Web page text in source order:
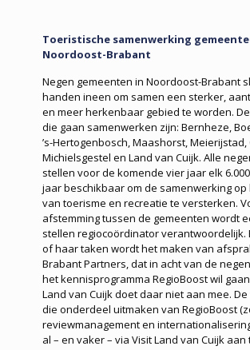
Toeristische samenwerking
Noordoost-Brabant
Negen gemeenten in Noordoost-Brabant
handen ineen om samen een sterker,
en meer herkenbaar gebied te worden.
die gaan samenwerken zijn: Bernheze,
’s-Hertogenbosch, Maashorst, Meierijstad,
Michiels­gestel en Land van Cuijk. Alle
stellen voor de komende vier jaar elk
jaar beschikbaar om de samenwerking op
van toerisme en recreatie te versterken.
afstemming tussen de gemeenten wordt
stellen regiocoördinator verantwoordelijk.
of haar taken wordt het maken van
Brabant Partners, dat in acht van de
het kennisprogramma RegioBoost wil
Land van Cuijk doet daar niet aan mee.
die onderdeel uitmaken van RegioBoost
reviewmanagement en
al – en vaker – via Visit Land van Cuijk